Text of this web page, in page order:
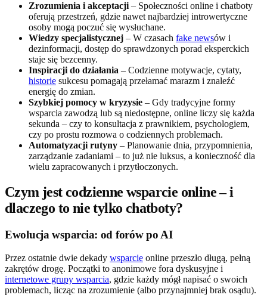
Zrozumienia i akceptacji – Społeczności online i chatboty
oferują przestrzeń, gdzie nawet najbardziej introwertyczne
osoby mogą poczuć się wysłuchane.
Wiedzy specjalistycznej – W czasach fake newsów i
dezinformacji, dostęp do sprawdzonych porad eksperckich
staje się bezcenny.
Inspiracji do działania – Codzienne motywacje, cytaty,
historie sukcesu pomagają przełamać marazm i znaleźć
energię do zmian.
Szybkiej pomocy w kryzysie – Gdy tradycyjne formy
wsparcia zawodzą lub są niedostępne, online liczy się każda
sekunda – czy to konsultacja z prawnikiem, psychologiem,
czy po prostu rozmowa o codziennych problemach.
Automatyzacji rutyny – Planowanie dnia, przypomnienia,
zarządzanie zadaniami – to już nie luksus, a konieczność dla
wielu zapracowanych i przytłoczonych.
Czym jest codzienne wsparcie online – i
dlaczego to nie tylko chatboty?
Ewolucja wsparcia: od forów po AI
Przez ostatnie dwie dekady wsparcie online przeszło długą, pełną
zakrętów drogę. Początki to anonimowe fora dyskusyjne i
internetowe grupy wsparcia, gdzie każdy mógł napisać o swoich
problemach, licząc na zrozumienie (albo przynajmniej brak osądu).